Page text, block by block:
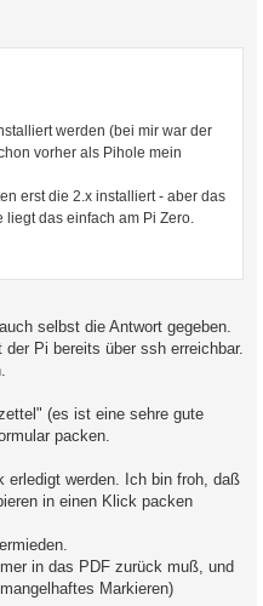
werden (bei mir war der
vorher als Pihole mein
erst die 2.x installiert - aber das
das einfach am Pi Zero.
selbst die Antwort gegeben.
Pi bereits über ssh erreichbar.
(es ist eine sehre gute
packen.
erledigt werden. Ich bin froh, daß
in einen Klick packen
in das PDF zurück muß, und
Markieren)